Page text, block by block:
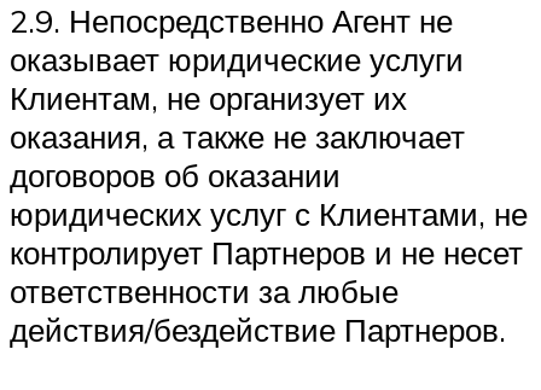
2.9. Непосредственно Агент не
оказывает юридические услуги
Клиентам, не организует их
оказания, а также не заключает
договоров об оказании
юридических услуг с Клиентами, не
контролирует Партнеров и не несет
ответственности за любые
действия/бездействие Партнеров.